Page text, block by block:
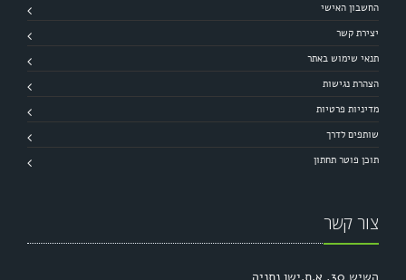
החשבון האישי
יצירת קשר
תנאי שימוש באתר
הצהרת נגישות
מדיניות פרטיות
שותפים לדרך
תוכן פוטר תחתון
צור קשר